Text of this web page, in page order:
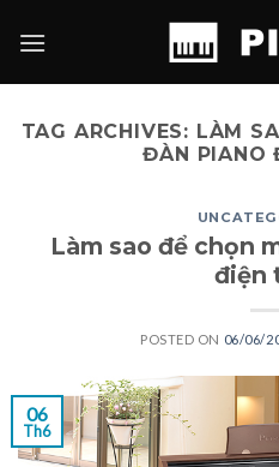
TAG ARCHIVES: LÀM
ĐÀN PIANO
Làm sao để chọn
điện
POSTED ON 06/06/
06
Th6